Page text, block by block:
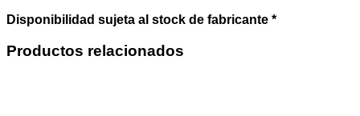
Disponibilidad sujeta al stock de fabricante *
Productos relacionados